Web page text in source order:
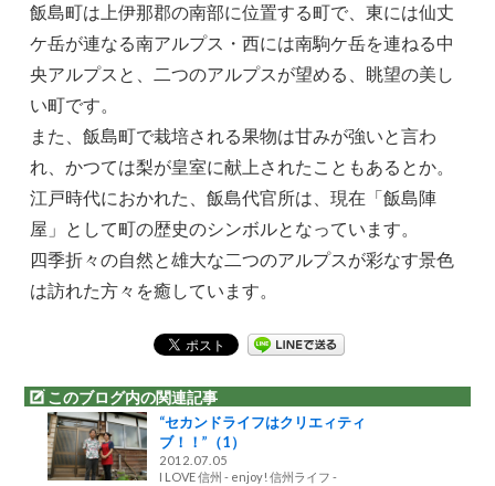
飯島町は上伊那郡の南部に位置する町で、東には仙丈
ケ岳が連なる南アルプス・西には南駒ケ岳を連ねる中
央アルプスと、二つのアルプスが望める、眺望の美し
い町です。
また、飯島町で栽培される果物は甘みが強いと言わ
れ、かつては梨が皇室に献上されたこともあるとか。
江戸時代におかれた、飯島代官所は、現在「飯島陣
屋」として町の歴史のシンボルとなっています。
四季折々の自然と雄大な二つのアルプスが彩なす景色
は訪れた方々を癒しています。
このブログ内の関連記事
“セカンドライフはクリエィティ
ブ！！”（1）
2012.07.05
I LOVE 信州 - enjoy! 信州ライフ -